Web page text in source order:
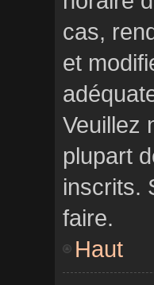
cas,
et
Veuillez
plupart
inscrits.
faire.
Haut